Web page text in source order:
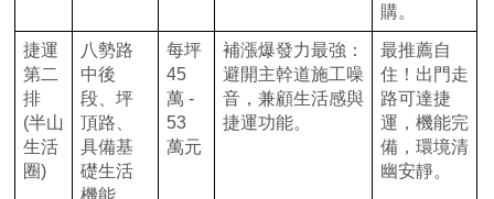
購。
捷運
第二
排
(半山
生活
圈)
八勢路
中後
段、坪
頂路、
具備基
礎生活
機能。
每坪
45
萬 -
53
萬元
補漲爆發力最強：
避開主幹道施工噪
音，兼顧生活感與
捷運功能。
最推薦自
住！出門走
路可達捷
運，機能完
備，環境清
幽安靜。